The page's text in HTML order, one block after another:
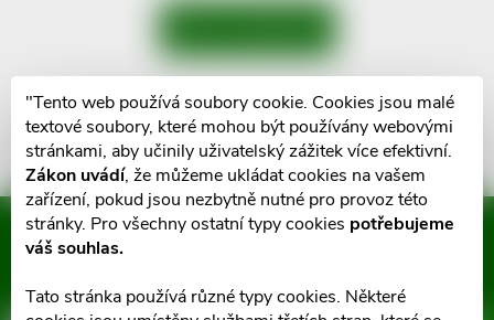
"Tento web používá soubory cookie. Cookies jsou malé
textové soubory, které mohou být používány webovými
stránkami, aby učinily uživatelský zážitek více efektivní.
Zákon uvádí, že můžeme ukládat cookies na vašem
zařízení, pokud jsou nezbytně nutné pro provoz této
stránky. Pro všechny ostatní typy cookies potřebujeme
váš souhlas.
Tato stránka používá různé typy cookies. Některé
Z
Mějte přehled o novinkách